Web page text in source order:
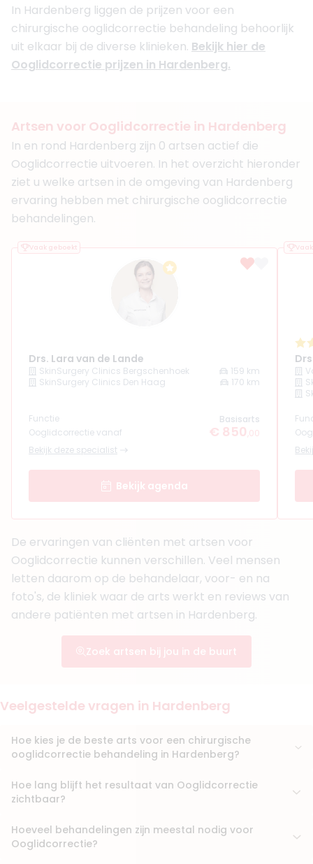
In Hardenberg liggen de prijzen voor een
chirurgische ooglidcorrectie behandeling behoorlijk
uit elkaar bij de diverse klinieken. Bekijk hier de
Ooglidcorrectie prijzen in Hardenberg.
Artsen voor Ooglidcorrectie in Hardenberg
In en rond Hardenberg zijn 0 artsen actief die
Ooglidcorrectie uitvoeren. In het overzicht hieronder
ziet u welke artsen in de omgeving van Hardenberg
ervaring hebben met chirurgische ooglidcorrectie
behandelingen.
Vaak geboekt
Drs. Lara van de Lande
SkinSurgery Clinics Bergschenhoek
159 km
SkinSurgery Clinics Den Haag
170 km
Functie
Basisarts
Ooglidcorrectie vanaf
€ 850 ,00
Bekijk deze specialist
Bekijk agenda
De ervaringen van cliënten met artsen voor
Ooglidcorrectie kunnen verschillen. Veel mensen
letten daarom op de behandelaar, voor- en na
foto's, de kliniek waar de arts werkt en reviews van
andere patiënten met artsen in Hardenberg.
Zoek artsen bij jou in de buurt
Veelgestelde vragen in Hardenberg
Hoe kies je de beste arts voor een chirurgische
ooglidcorrectie behandeling in Hardenberg?
Hoe lang blijft het resultaat van Ooglidcorrectie
zichtbaar?
Hoeveel behandelingen zijn meestal nodig voor
Ooglidcorrectie?